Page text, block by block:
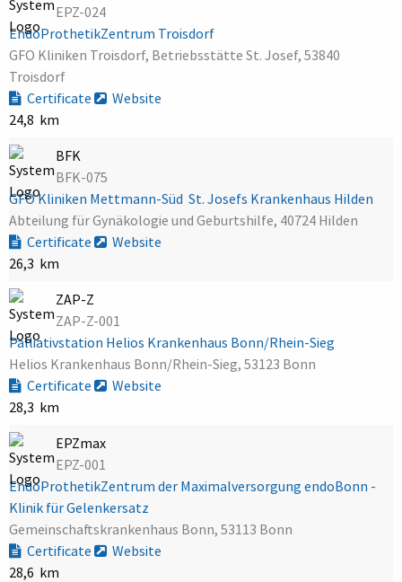
EPZ-024
EndoProthetikZentrum Troisdorf
GFO Kliniken Troisdorf, Betriebsstätte St. Josef, 53840
Troisdorf
Certificate
Website
24,8 km
BFK
BFK-075
GFO Kliniken Mettmann-Süd  St. Josefs Krankenhaus Hilden
Abteilung für Gynäkologie und Geburtshilfe, 40724 Hilden
Certificate
Website
26,3 km
ZAP-Z
ZAP-Z-001
Palliativstation Helios Krankenhaus Bonn/Rhein-Sieg
Helios Krankenhaus Bonn/Rhein-Sieg, 53123 Bonn
Certificate
Website
28,3 km
EPZmax
EPZ-001
EndoProthetikZentrum der Maximalversorgung endoBonn -
Klinik für Gelenkersatz
Gemeinschaftskrankenhaus Bonn, 53113 Bonn
Certificate
Website
28,6 km